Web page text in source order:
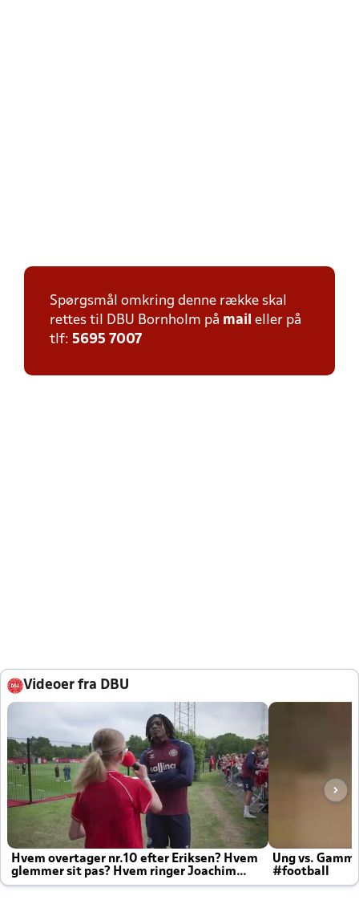
Spørgsmål omkring denne række skal
rettes til DBU Bornholm på mail eller på
tlf: 5695 7007
Videoer fra DBU
Hvem overtager nr.10 efter Eriksen? Hvem
glemmer sit pas? Hvem ringer Joachim
altid til efter kampe?
Ung vs.
#football